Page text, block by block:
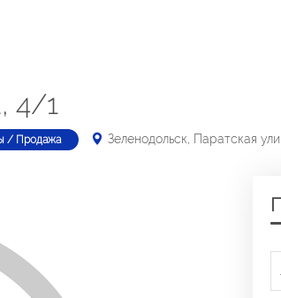
4/1
/ Продажа Зеленодольск, Паратская